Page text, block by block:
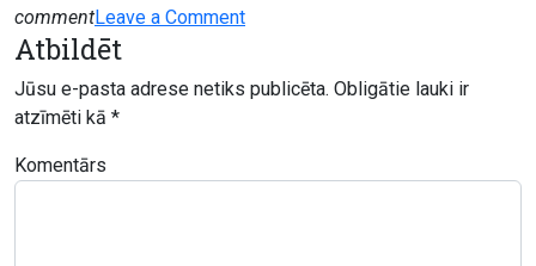
commentLeave a Commenton
nakts
Latvijā
Atbildēt
Jūsu e-pasta adrese netiks publicēta. Obligātie lauki ir
atzīmēti kā *
Komentārs